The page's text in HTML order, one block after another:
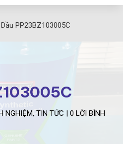
Dầu PP23BZ103005C
NGHIỆM,TIN TỨC |0 LỜI BÌNH